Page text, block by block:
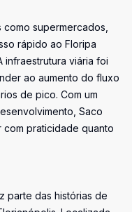
supermercados,
rápido ao Floripa
infraestrutura viária foi
ao aumento do fluxo
de pico. Com um
Saco
com praticidade quanto
parte das histórias de